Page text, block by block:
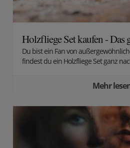
Holzfliege Set kaufen - Das
Du bist ein Fan von
findest du ein Holzfliege Set ganz
Mehr